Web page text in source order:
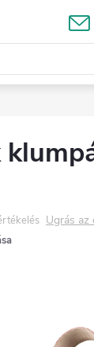
Ugrás az